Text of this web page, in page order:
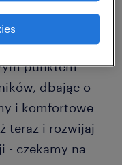
nad
punktem
dbając o
i komfortowe
teraz i rozwijaj
- czekamy na